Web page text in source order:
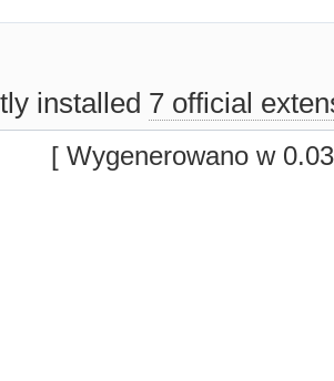
installed 7 official
[ Wygenerowano w